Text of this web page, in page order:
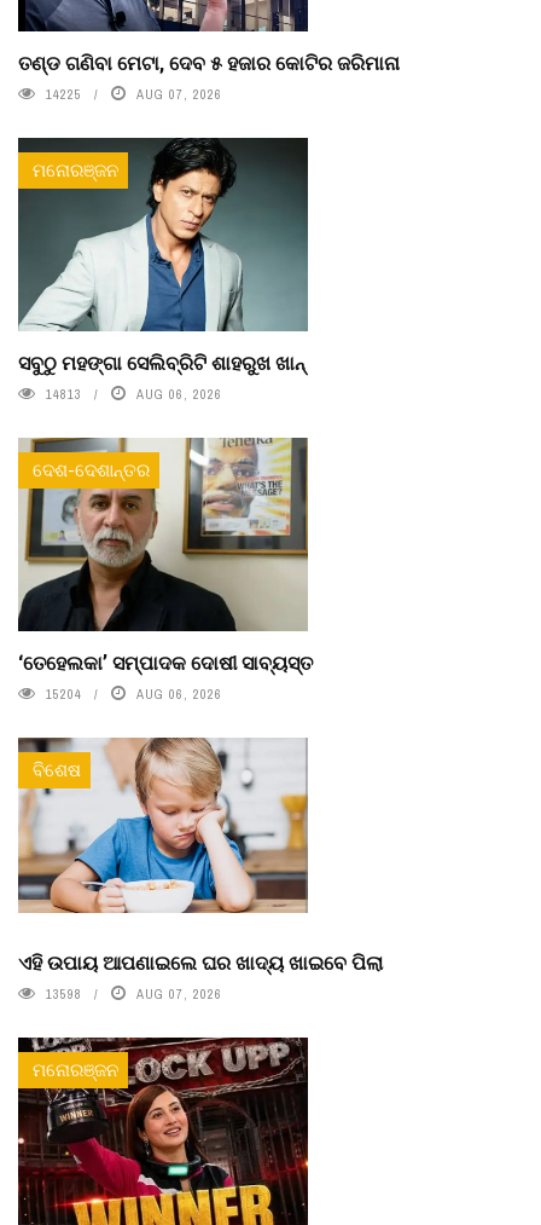
ତଣ୍ଡ ଗଣିବା ମେଟା, ଦେବ ୫ ହଜାର କୋଟିର ଜରିମାନା
14225 AUG 07, 2026
ମନୋରଞ୍ଜନ
ସବୁଠୁ ମହଙ୍ଗା ସେଲିବ୍ରିଟି ଶାହରୁଖ ଖାନ୍
14813 AUG 06, 2026
ଦେଶ-ଦେଶାନ୍ତର
‘ତେହେଲକା’ ସମ୍ପାଦକ ଦୋଷୀ ସାବ୍ୟସ୍ତ
15204 AUG 06, 2026
ବିଶେଷ
ଏହି ଉପାୟ ଆପଣାଇଲେ ଘର ଖାଦ୍ୟ ଖାଇବେ ପିଲା
13598 AUG 07, 2026
ମନୋରଞ୍ଜନ